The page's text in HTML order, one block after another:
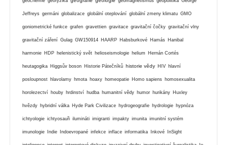
Jeffreys germáni globalizace globální oteplování globální zmeny klimatu GMO
goniometrické funkce grafen gravettien gravitace gravitační čočky gravitační vlny
gravitační záření Gulag GW150914 HAARP Habsburkové Hamás Hanibal
harmonie HDP helenistický svět helioseismologie helium Hernán Cortés
heutagogika Higgsův boson Historie Pátečníků historie vědy HIV hlavní
posloupnost hlavolamy hmota hoaxy homeopatie Homo sapiens homosexualita
horolezectví houby hrdinství hudba humanitní vědy humor hurikány Huxley
hvězdy hybridní válka Hyde Park Civilizace hydrogeografie hydrologie hypnóza
ichtyologie ichtyosauři ilumináti imigranti impakty imunita imunitní systém
imunologie Indie Indoevropané infekce inflace informatika Inkové InSight